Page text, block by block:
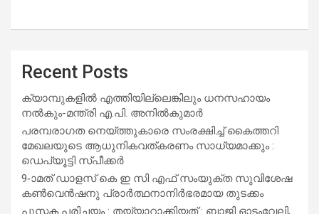
Recent Posts
ക്യാമ്പുകളിൽ എത്തിയില്ലെങ്കിലും ധനസഹായം
നൽകും-മന്ത്രി എ.പി. അനിൽകുമാർ
പരമ്പരാഗത നെയ്ത്തുകാരെ സംരക്ഷിച്ച് കൈത്തറി
മേഖലയുടെ ആധുനികവത്കരണം സാധ്യമാക്കും :
ഡെപ്യൂട്ടി സ്പീക്കർ
9-ാമത് ഡാളസ് കെ ഇ സി എഫ് സംയുക്ത സുവിശേഷ
കൺവെൻഷനു പ്രാർത്ഥനാനിർഭരമായ തുടക്കം
പുസ്തക പരിചയം : തയ്യാറാക്കിയത് : ബാജി ഓടംവേലി,